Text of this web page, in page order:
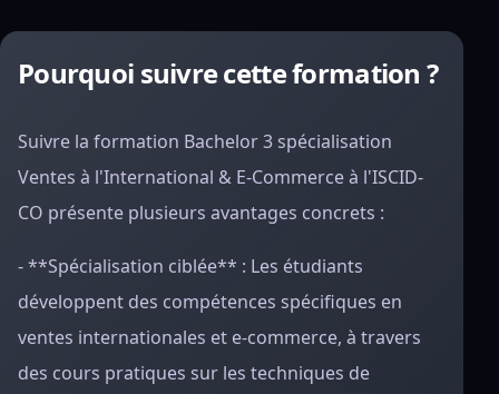
Pourquoi suivre cette formation ?
Suivre la formation Bachelor 3 spécialisation
Ventes à l'International & E-Commerce à l'ISCID-
CO présente plusieurs avantages concrets :
- **Spécialisation ciblée** : Les étudiants
développent des compétences spécifiques en
ventes internationales et e-commerce, à travers
des cours pratiques sur les techniques de